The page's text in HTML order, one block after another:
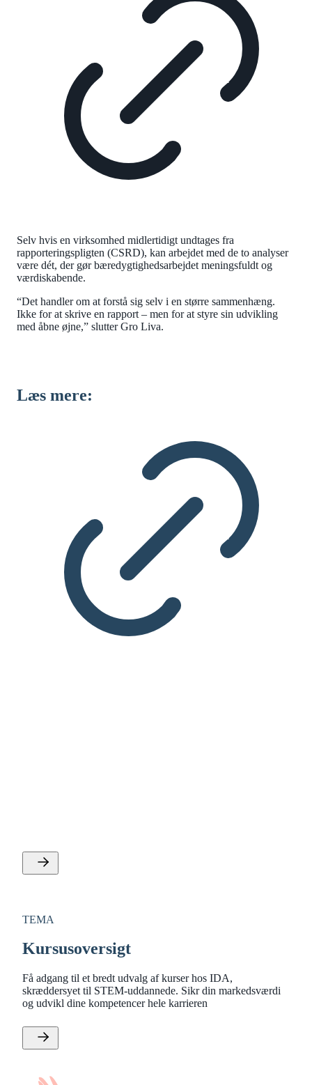
Selv hvis en virksomhed midlertidigt undtages fra
rapporteringspligten (CSRD), kan arbejdet med de to analyser
være dét, der gør bæredygtighedsarbejdet meningsfuldt og
værdiskabende.
“Det handler om at forstå sig selv i en større sammenhæng.
Ikke for at skrive en rapport – men for at styre sin udvikling
med åbne øjne,” slutter Gro Liva.
Læs mere:
TEMA
Kursusoversigt
Få adgang til et bredt udvalg af kurser hos IDA,
skræddersyet til STEM-uddannede. Sikr din markedsværdi
og udvikl dine kompetencer hele karrieren